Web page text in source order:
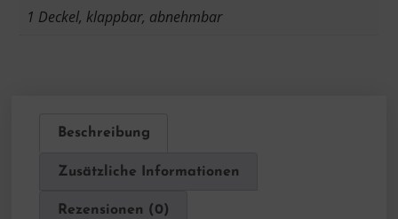
1 Deckel, klappbar, abnehmbar
Beschreibung
Zusätzliche Informationen
Rezensionen (0)